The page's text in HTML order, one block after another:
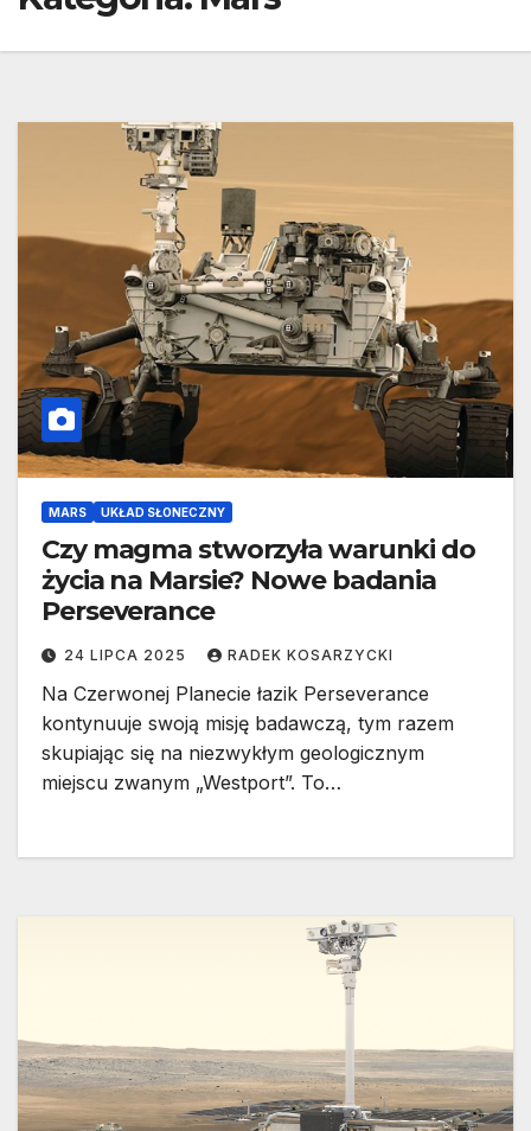
MARS UKŁAD SŁONECZNY
Czy magma stworzyła warunki do
życia na Marsie? Nowe badania
Perseverance
24 LIPCA 2025 RADEK KOSARZYCKI
Na Czerwonej Planecie łazik Perseverance
kontynuuje swoją misję badawczą, tym razem
skupiając się na niezwykłym geologicznym
miejscu zwanym „Westport”. To…